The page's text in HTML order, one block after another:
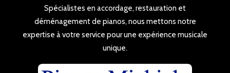
Spécialistes en accordage, restauration et
déménagement de pianos, nous mettons notre
expertise à votre service pour une expérience musicale
unique.